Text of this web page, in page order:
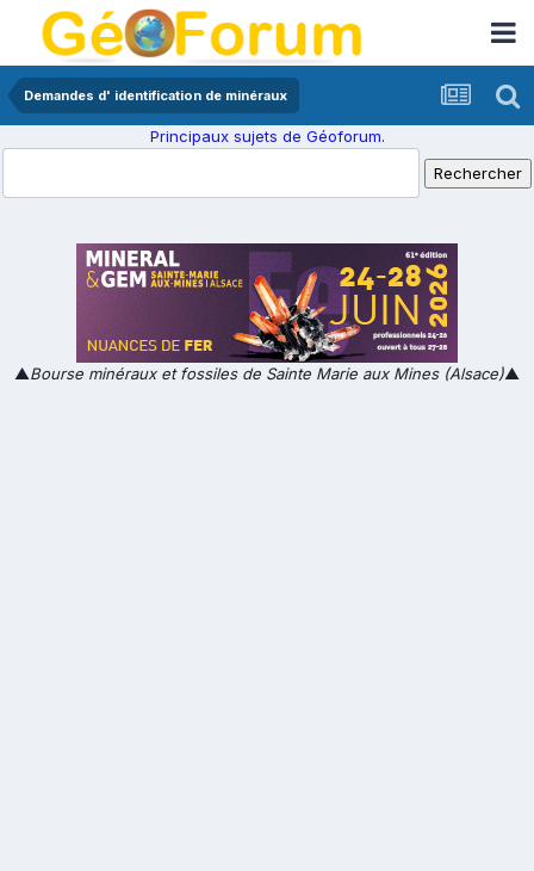
Demandes d' identification de minéraux
Principaux sujets de Géoforum.
▲Bourse minéraux et fossiles de Sainte Marie aux Mines (Alsace)▲